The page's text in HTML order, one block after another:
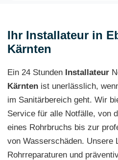
Ihr Installateur in
Kärnten
Ein 24 Stunden Installateur
Kärnten ist unerlässlich,
im Sanitärbereich geht. Wir
Service für alle Notfälle, von
eines Rohrbruchs bis zur
von Wasserschäden. Unsere
Rohrreparaturen und